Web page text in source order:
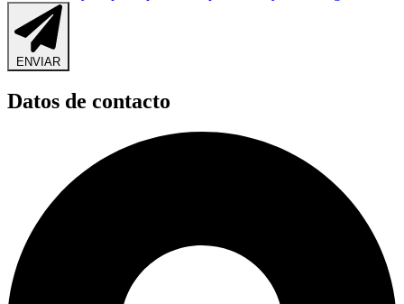
ENVIAR
Datos de contacto